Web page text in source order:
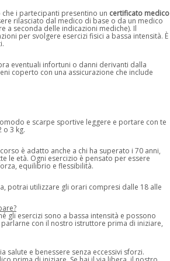
i partecipanti presentino un certificato medico
rilasciato dal medico di base o da un medico
a seconda delle indicazioni mediche). Il
per svolgere esercizi fisici a bassa intensità. È
eventuali infortuni o danni derivanti dalla
coperto con una assicurazione che include
e scarpe sportive leggere e portare con te
o 3 kg.
è adatto anche a chi ha superato i 70 anni,
le età. Ogni esercizio è pensato per essere
equilibrio e flessibilità.
potrai utilizzare gli orari compresi dalle 18 alle
gli esercizi sono a bassa intensità e possono
con il nostro istruttore prima di iniziare,
e benessere senza eccessivi sforzi.